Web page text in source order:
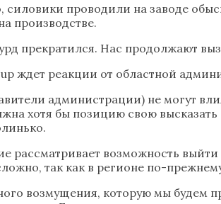
проводили на заводе
производстве.
прекратился. Нас продолжают
ждет реакции от областной
администрации) не могут
хотя бы позицию свою
рассматривает возможность
так как в регионе по-
возмущения, которую мы будем